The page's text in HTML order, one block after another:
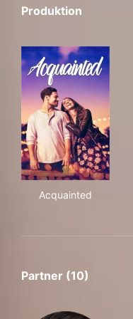
Produktion
Acquainted
Partner (10)